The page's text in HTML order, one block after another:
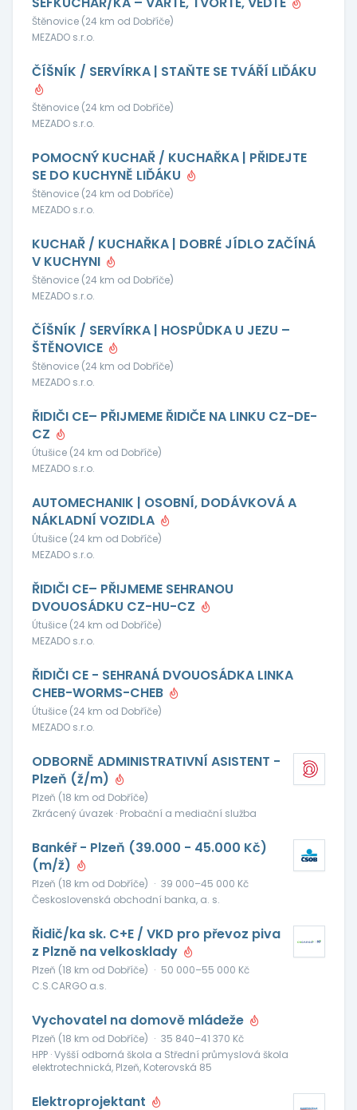
Štěnovice (24 km od Dobříče)
MEZADO s.r.o.
ČÍŠNÍK / SERVÍRKA | STAŇTE SE TVÁŘÍ LIĎÁKU
Štěnovice (24 km od Dobříče)
MEZADO s.r.o.
POMOCNÝ KUCHAŘ / KUCHAŘKA | PŘIDEJTE
SE DO KUCHYNĚ LIĎÁKU
Štěnovice (24 km od Dobříče)
MEZADO s.r.o.
KUCHAŘ / KUCHAŘKA | DOBRÉ JÍDLO ZAČÍNÁ
V KUCHYNI
Štěnovice (24 km od Dobříče)
MEZADO s.r.o.
ČÍŠNÍK / SERVÍRKA | HOSPŮDKA U JEZU –
ŠTĚNOVICE
Štěnovice (24 km od Dobříče)
MEZADO s.r.o.
ŘIDIČI CE– PŘIJMEME ŘIDIČE NA LINKU CZ-DE-
CZ
Útušice (24 km od Dobříče)
MEZADO s.r.o.
AUTOMECHANIK | OSOBNÍ, DODÁVKOVÁ A
NÁKLADNÍ VOZIDLA
Útušice (24 km od Dobříče)
MEZADO s.r.o.
ŘIDIČI CE– PŘIJMEME SEHRANOU
DVOUOSÁDKU CZ-HU-CZ
Útušice (24 km od Dobříče)
MEZADO s.r.o.
ŘIDIČI CE - SEHRANÁ DVOUOSÁDKA LINKA
CHEB-WORMS-CHEB
Útušice (24 km od Dobříče)
MEZADO s.r.o.
ODBORNĚ ADMINISTRATIVNÍ ASISTENT -
Plzeň (ž/m)
Plzeň (18 km od Dobříče)
Zkrácený úvazek · Probační a mediační služba
Bankéř - Plzeň (39.000 - 45.000 Kč)
(m/ž)
Plzeň (18 km od Dobříče) · 39 000–45 000 Kč
Československá obchodní banka, a. s.
Řidič/ka sk. C+E / VKD pro převoz piva
z Plzně na velkosklady
Plzeň (18 km od Dobříče) · 50 000–55 000 Kč
C.S.CARGO a.s.
Vychovatel na domově mládeže
Plzeň (18 km od Dobříče) · 35 840–41 370 Kč
HPP · Vyšší odborná škola a Střední průmyslová škola
elektrotechnická, Plzeň, Koterovská 85
Elektroprojektant